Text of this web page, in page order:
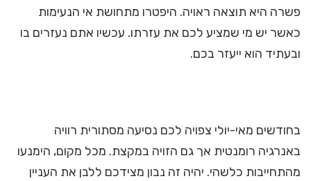
פשרה היא תוצאה ראויה. היפטרו מתחושת אי הנעימות
כאשר יש מי שמציע לכם את עזרתו. עכשיו אתם נעזרים בו
ובעתיד הוא ייעזר בכם.
בחודשים מאי-יולי צפויה לכם נסיעה מסתורית רוויה
באנרגיה רומנטית אך גם הזויה במקצת. מכל מקום, הימנעו
מהתחייבות כלשהי. יהיה זה נבון מצידכם ללבן את העניין